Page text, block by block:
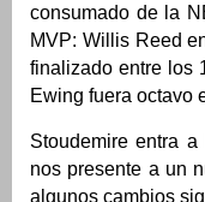
consumado de la
MVP: Willis Reed
finalizado entre los
Ewing fuera octavo
Stoudemire entra
nos presente a un
algunos cambios